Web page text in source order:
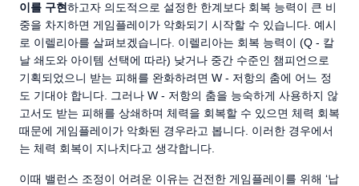
이를 구현하고자 의도적으로 설정한 한계보다 회복 능력이 큰 비
중을 차지하면 게임플레이가 악화되기 시작할 수 있습니다. 예시
로 이렐리아를 살펴보겠습니다. 이렐리아는 회복 능력이 (Q - 칼
날 쇄도와 아이템 선택에 따라) 낮거나 중간 수준인 챔피언으로
기획되었으니 받는 피해를 완화하려면 W - 저항의 춤에 어느 정
도 기대야 합니다. 그러나 W - 저항의 춤을 능숙하게 사용하지 않
고서도 받는 피해를 상쇄하며 체력을 회복할 수 있으면 체력 회복
때문에 게임플레이가 악화된 경우라고 봅니다. 이러한 경우에서
는 체력 회복이 지나치다고 생각합니다.
이때 밸런스 조정이 어려운 이유는 건전한 게임플레이를 위해 ‘납